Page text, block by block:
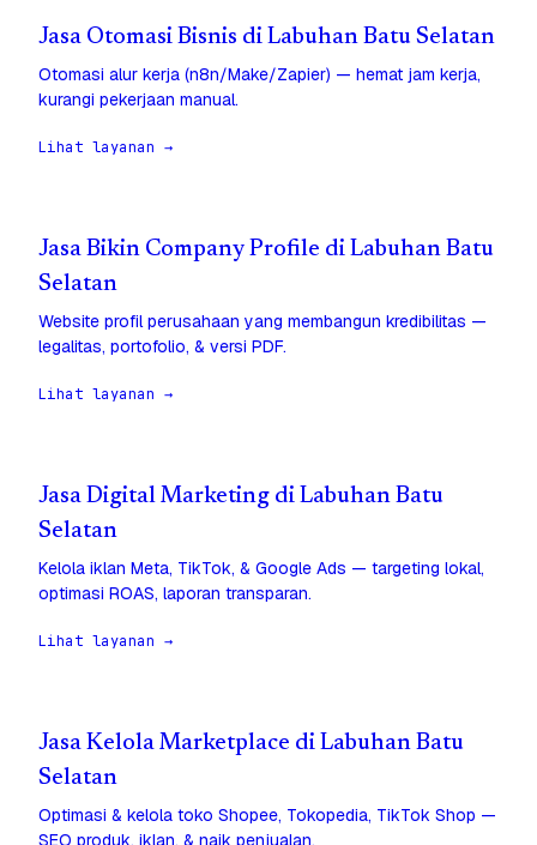
Jasa Otomasi Bisnis di Labuhan Batu Selatan
Otomasi alur kerja (n8n/Make/Zapier) — hemat jam kerja,
kurangi pekerjaan manual.
Lihat layanan →
Jasa Bikin Company Profile di Labuhan Batu
Selatan
Website profil perusahaan yang membangun kredibilitas —
legalitas, portofolio, & versi PDF.
Lihat layanan →
Jasa Digital Marketing di Labuhan Batu
Selatan
Kelola iklan Meta, TikTok, & Google Ads — targeting lokal,
optimasi ROAS, laporan transparan.
Lihat layanan →
Jasa Kelola Marketplace di Labuhan Batu
Selatan
Optimasi & kelola toko Shopee, Tokopedia, TikTok Shop —
SEO produk, iklan, & naik penjualan.